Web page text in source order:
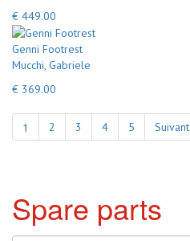
€ 449.00
Genni Footrest
Mucchi, Gabriele
€ 369.00
1 2 3 4 5 Suivant
Spare parts